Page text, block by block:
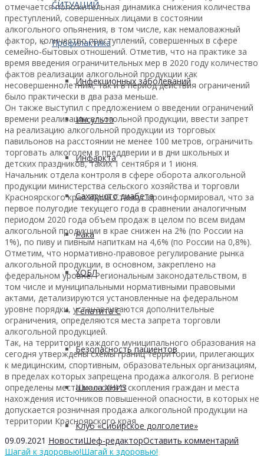
СИТУАЦИЙ
Профилактика
Инфекционных заболеваний
Инсульта
Инфаркта
Сахарного диабета
Рака
ХОБЛ
Гепатита С
Безопасность пациентов
Школа ХНИЗ
Клуб «Сибирское долголетие»
отмечается положительная динамика снижения количества
преступлений, совершенных лицами в состоянии
алкогольного опьянения, в том числе, как немаловажный
фактор, количество преступлений, совершенных в сфере
семейно-бытовых отношений. Отметив, что на практике за
время введения ограничительных мер в 2020 году количество
фактов реализации алкогольной продукции как
несовершеннолетним, так и в период действия ограничений
было практически в два раза меньше.
Он также выступил с предложением о введении ограничений
времени реализации алкогольной продукции, ввести запрет
на реализацию алкогольной продукции из торговых
павильонов на расстоянии не менее 100 метров, ограничить
торговать алкоголем в преддверии и в дни школьных и
детских праздников, таких 1 сентября и 1 июня.
Начальник отдела контроля в сфере оборота алкогольной
продукции министерства сельского хозяйства и торговли
Красноярского края Юрий Станкус проинформировал, что за
первое полугодие текущего года в сравнении аналогичным
периодом 2020 года объем продаж в целом по всем видам
алкогольной продукции в крае снижен на 2% (по России на
1%), по пиву и пивным напиткам на 4,6% (по России на 0,8%).
Отметим, что нормативно-правовое регулирование рынка
алкогольной продукции, в основном, закреплено на
федеральном уровне. Региональным законодательством, в
том числе и муниципальными нормативными правовыми
актами, детализируются установленные на федеральном
уровне порядки, устанавливаются дополнительные
ограничения, определяются места запрета торговли
алкогольной продукцией.
Так, на территории каждого муниципального образования на
сегодня утверждены схемы границ территории, прилегающих
к медицинским, спортивным, образовательных организациям,
в пределах которых запрещена продажа алкоголя. В регионе
определены места массового скопления граждан и места
нахождения источников повышенной опасности, в которых не
допускается розничная продажа алкогольной продукции на
территории Красноярского края.
09.09.2021 НовостиШеф-редакторОставить комментарий
Шагай к здоровью!Шагай к здоровью!